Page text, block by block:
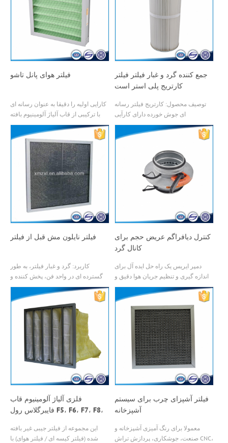
فیلتر هوای پانل تاشو
کارایی اولیه را دقیقا به عنوان رسانه ای
با ترکیبی از قاب آلیاژ آلومینیوم بافته
می شود. آن دارای مقاومت کم، ظرفیت
نگه داشتن گرد و غبار بالا و آسان برای
شستشو و غیره است.
جمع کننده گرد و غبار فیلتر فیلتر
کارتریج پلی استر است
توصیف محصول: کارتریج فیلتر رسانه
ای جوش خورده دارای کارآیی
فیلتراسیون بسیار بالا در ذرات ریز،
همراه با مقاومت بالا در برابر سایش و
فیلتر نایلون مش قبل از فیلتر
کاربرد: گرد و غبار فیلتر، به طور
گسترده ای در واحد فن، پخش کننده و
تجهیزات داخلی با جریان هوای بزرگ
استفاده می شود، همچنین برای پیش
فیلتر کردن سیستم تهویه هوا و اتاق
تمیز استفاده می شود.
کنترل دیافراگم عریض حجم برای
کانال گرد
دمپر ایریس یک راه حل ایده آل برای
اندازه گیری و تنظیم جریان هوا دقیق و
سریع می باشد. این تیغه یک فلنج اندازه
گیری را ایجاد می کند که امکان اندازه
گیری جریان را فراهم می کند، جریان
هوا را می توان با
فلزی آلیاژ آلومینیوم قاب
فایبرگلاس رول F5، F6، F7، F8،
این مجموعه از فیلتر جیبی غیر بافته
شده (فیلتر کیسه ای / فیلتر هوای) با
فیلتر آشپزای چرب برای سیستم
آشپزخانه
معمولا برای رنگ آمیزی آشپزخانه و
صنعت، جوشکاری، پردازش تراش CNC،